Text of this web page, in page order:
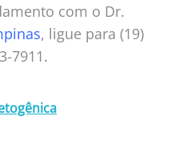
com o Dr.
, ligue para (19)
7911.